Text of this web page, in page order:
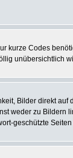
Codes
Bilder direkt
weder zu
geschützte